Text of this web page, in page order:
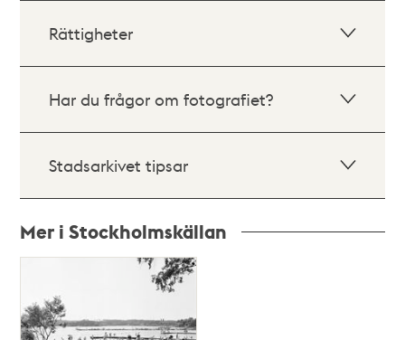
Rättigheter
Har du frågor om fotografiet?
Stadsarkivet tipsar
Mer i Stockholmskällan
och
teman